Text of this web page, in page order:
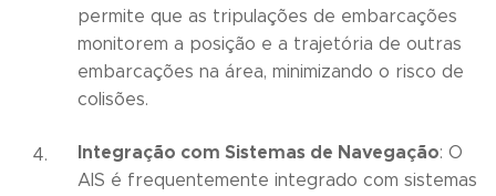
permite que as tripulações de embarcações
monitorem a posição e a trajetória de outras
embarcações na área, minimizando o risco de
colisões.
Integração com Sistemas de Navegação: O
AIS é frequentemente integrado com sistemas